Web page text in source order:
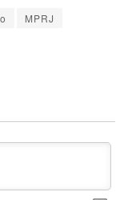
MPRJ